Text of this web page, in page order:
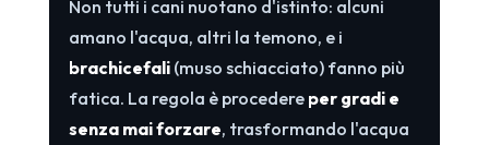
Non tutti i cani nuotano d'istinto: alcuni
amano l'acqua, altri la temono, e i
brachicefali(muso schiacciato) fanno più
fatica. La regola è procedere per gradi e
senza mai forzare, trasformando l'acqua